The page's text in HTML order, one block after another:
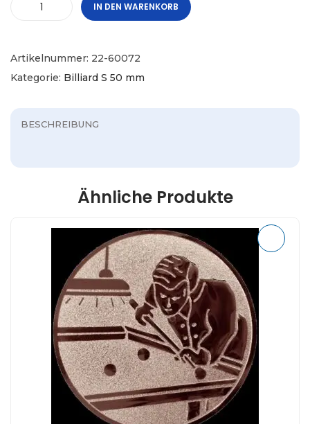
IN DEN WARENKORB
Artikelnummer: 22-60072
Kategorie: Billiard S 50 mm
BESCHREIBUNG
Ähnliche Produkte